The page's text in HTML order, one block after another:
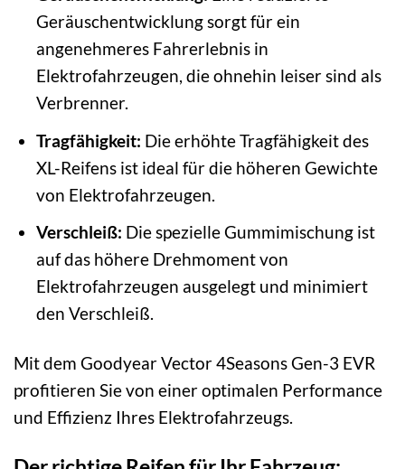
Geräuschentwicklung sorgt für ein
angenehmeres Fahrerlebnis in
Elektrofahrzeugen, die ohnehin leiser sind als
Verbrenner.
Tragfähigkeit: Die erhöhte Tragfähigkeit des
XL-Reifens ist ideal für die höheren Gewichte
von Elektrofahrzeugen.
Verschleiß: Die spezielle Gummimischung ist
auf das höhere Drehmoment von
Elektrofahrzeugen ausgelegt und minimiert
den Verschleiß.
Mit dem Goodyear Vector 4Seasons Gen-3 EVR
profitieren Sie von einer optimalen Performance
und Effizienz Ihres Elektrofahrzeugs.